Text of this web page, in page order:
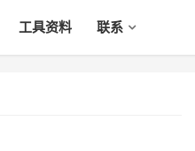
工具资料 联系